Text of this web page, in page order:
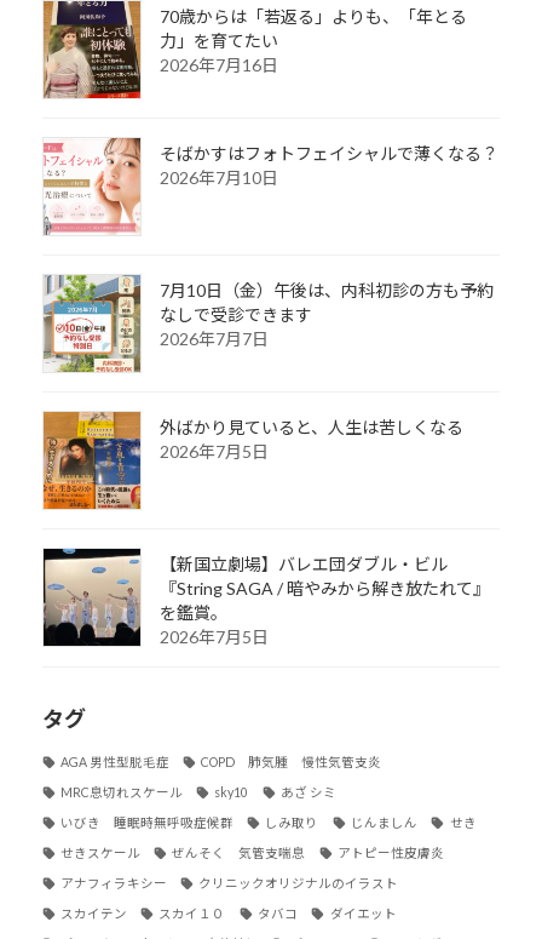
70歳からは「若返る」よりも、「年とる
力」を育てたい
2026年7月16日
そばかすはフォトフェイシャルで薄くなる？
2026年7月10日
7月10日（金）午後は、内科初診の方も予約
なしで受診できます
2026年7月7日
外ばかり見ていると、人生は苦しくなる
2026年7月5日
【新国立劇場】バレエ団ダブル・ビル
『String SAGA / 暗やみから解き放たれて』
を鑑賞。
2026年7月5日
タグ
AGA 男性型脱毛症 COPD 肺気腫 慢性気管支炎
MRC息切れスケール sky10 あざ シミ
いびき 睡眠時無呼吸症候群 しみ取り じんましん せき
せきスケール ぜんそく 気管支喘息 アトピー性皮膚炎
アナフィラキシー クリニックオリジナルのイラスト
スカイテン スカイ１０ タバコ ダイエット